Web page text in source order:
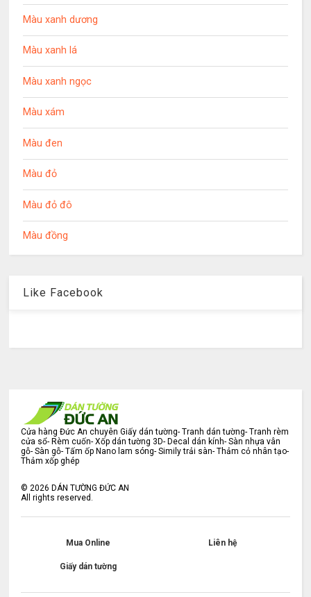
Màu xanh dương
Màu xanh lá
Màu xanh ngọc
Màu xám
Màu đen
Màu đỏ
Màu đỏ đô
Màu đồng
Like Facebook
Cửa hàng Đức An chuyên Giấy dán tường- Tranh dán tường- Tranh rèm
cửa sổ- Rèm cuốn- Xốp dán tường 3D- Decal dán kính- Sàn nhựa vân
gỗ- Sàn gỗ- Tấm ốp Nano lam sóng- Simily trải sàn- Thảm cỏ nhân tạo-
Thảm xốp ghép
©2026 DÁN TƯỜNG ĐỨC AN
All rights reserved.
Mua Online Liên hệ
Giấy dán tường